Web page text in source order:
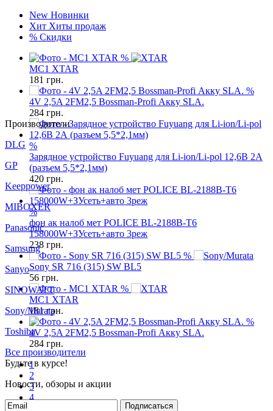
New Новинки
Хит Хиты продаж
% Скидки
%
MC1 XTAR
181 грн.
%
4V 2,5A 2FM2,5 Bossman-Profi Акку SLA.
284 грн.
%
Зарядное устройство Fuyuang для Li-ion/Li-pol 12,6В 2А
(разъем 5,5*2,1мм)
420 грн.
%
фон ак налоб мет POLICE BL-2188B-T6
158000W+ЗУсеть+авто 3реж
238 грн.
%
Sony SR 716 (315) SW BL5
56 грн.
%
MC1 XTAR
181грн.
%
4V 2,5A 2FM2,5 Bossman-Profi Акку SLA.
284 грн.
1
2
3
4
Производители
DLG
GP
Keeppower
MIBOXER
Panasonic
Samsung
Sanyo
SINOWATT
Sony/Murata
Toshiba
Все производители
Будьте в курсе!
Новости, обзоры и акции
Подписаться